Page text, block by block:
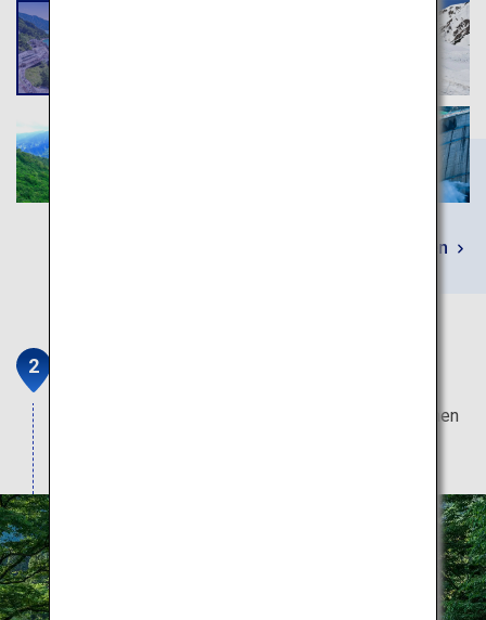
Mehr erfahren
Ein Weltkulturerbe, in dem Sie das alte Japan sehen